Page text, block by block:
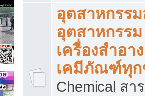
อุตสาหกรรม
อุตสาหกรรม
เครื่องสำอา
เคมีภัณฑ์ทุ
Chemical สา